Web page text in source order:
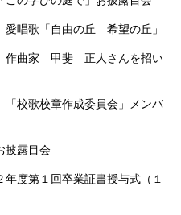
丘 希望の丘」
人さんを招い
員会」メンバ
露目会
第１回卒業証書授与式（１